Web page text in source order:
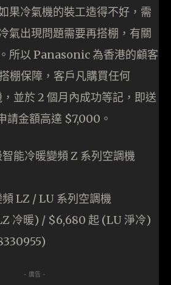
果冷氣機的裝工造得不好，需
氣出現問題需要再搭棚，有關
所以 Panasonic 為香港的顧客
棚保障，客戶凡購買任何
並於 2 個月內成功等記，即送
請金額高達 $7,000。
能冷暖變頻 Z 系列空調機
LZ / LU 系列空調機
冷暖) / $6,680 起 (LU 淨冷)
- 廣告 -